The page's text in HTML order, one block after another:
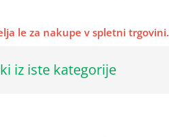
le za nakupe v spletni trgovini.
iz iste kategorije